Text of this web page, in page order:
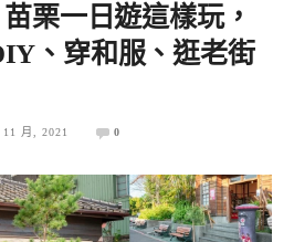
栗一日遊這樣玩，
、穿和服、逛老街
11 月, 2021 0